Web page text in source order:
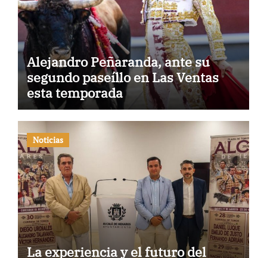
Alejandro Peñaranda, ante su
segundo paseíllo en Las Ventas
esta temporada
Noticias
La experiencia y el futuro del